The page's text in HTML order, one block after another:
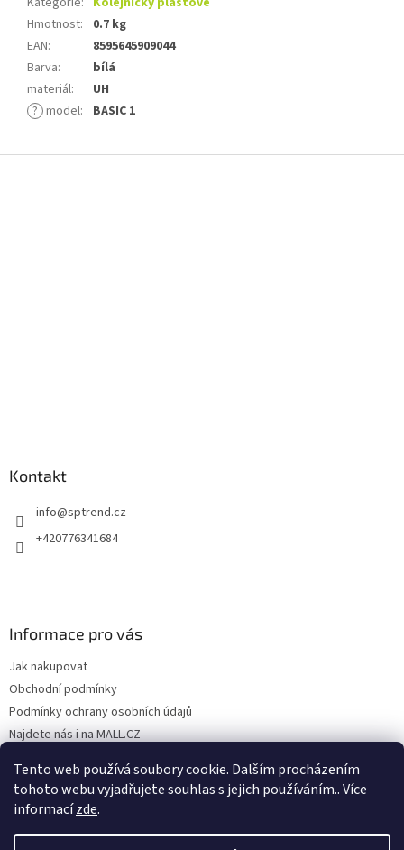
Tento web používá soubory cookie. Dalším procházením
tohoto webu vyjadřujete souhlas s jejich používáním.. Více
informacízde.
Hmotnost:
0.7 kg
EAN:
8595645909044
Barva:
bílá
materiál:
UH
? model: BASIC 1
Kontakt
info@sptrend.cz
+420776341684
Informace pro vás
Jak nakupovat
Obchodní podmínky
Podmínky ochrany osobních údajů
Najdete nás i na MALL.CZ
Formulář pro uplatnění reklamace